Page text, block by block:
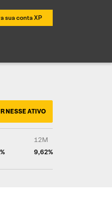
sua conta XP
NESSE ATIVO
12M
9,62%